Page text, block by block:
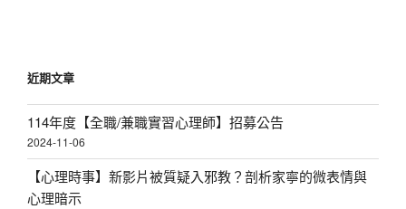
近期文章
114年度【全職/兼職實習心理師】招募公告
2024-11-06
【心理時事】新影片被質疑入邪教？剖析家寧的微表情與
心理暗示